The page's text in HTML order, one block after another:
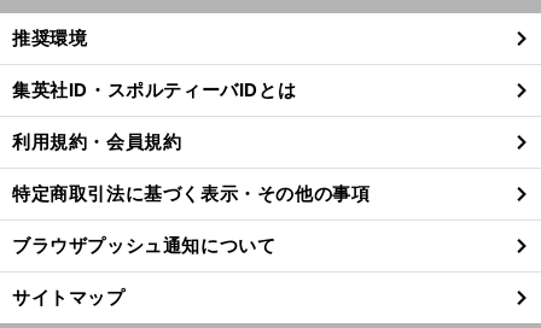
、
、
.
ご
」
前
へ 閉
る
推奨環境
集英社ID・スポルティーバIDとは
利用規約・会員規約
特定商取引法に基づく表示・その他の事項
ブラウザプッシュ通知について
サイトマップ